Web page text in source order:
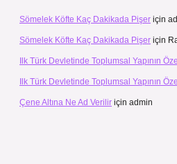
Sömelek Köfte Kaç Dakikada Pişer için
Sömelek Köfte Kaç Dakikada Pişer için
Ilk Türk Devletinde Toplumsal Yapının
Ilk Türk Devletinde Toplumsal Yapının
Çene Altına Ne Ad Verilir için admin